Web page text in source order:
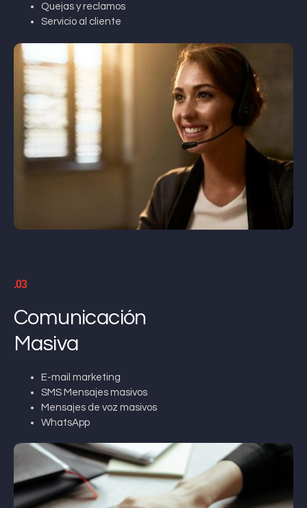
Quejas y reclamos
Servicio al cliente
.03
Comunicación
Masiva
E-mail marketing
SMS Mensajes masivos
Mensajes de voz masivos
WhatsApp